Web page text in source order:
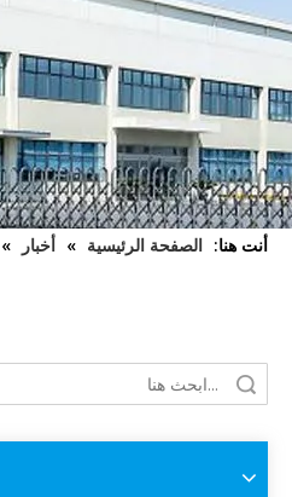
أنت هنا: الصفحة الرئيسية » أخبار »